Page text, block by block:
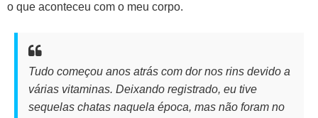
o que aconteceu com o meu corpo.
Tudo começou anos atrás com dor nos rins devido a
várias vitaminas. Deixando registrado, eu tive
sequelas chatas naquela época, mas não foram no